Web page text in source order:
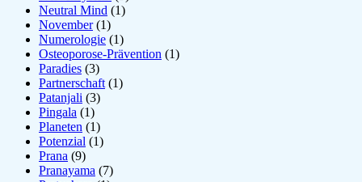
Neutral Mind (1)
November(1)
Numerologie (1)
Osteoporose-Prävention (1)
Paradies (3)
Partnerschaft (1)
Patanjali (3)
Pingala (1)
Planeten (1)
Potenzial (1)
Prana (9)
Pranayama (7)